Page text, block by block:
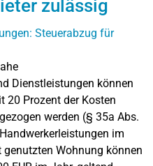
zulässig
Dienstleistungen können
20 Prozent der Kosten
werden (§ 35a Abs.
im
Wohnung können